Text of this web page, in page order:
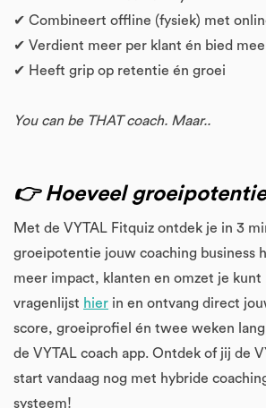
✔ Combineert offline (fysiek) met
✔ Verdient meer per klant én bied
✔ Heeft grip op retentie én groei
You can be THAT coach. Maar..
👉 Hoeveel
Met de VYTAL Fitquiz ontdek je in 3
groeipotentie jouw coaching business
meer impact, klanten en omzet je kunt
vragenlijst hier in en ontvang direct
score, groeiprofiel én twee weken
de VYTAL coach app. Ontdek of jij de
start vandaag nog met hybride
systeem!